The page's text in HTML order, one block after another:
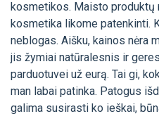
kosmetikos. Maisto produktų
kosmetika likome patenkinti.
neblogas. Aišku, kainos nėra
jis žymiai natūralesnis ir
parduotuvei už eurą. Tai gi,
man labai patinka. Patogus
galima susirasti ko ieškai,